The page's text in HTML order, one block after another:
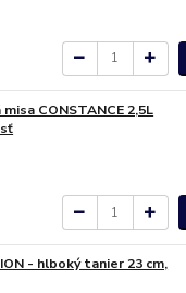
CONSTANCE 2,5L
- hlboký tanier 23 cm,